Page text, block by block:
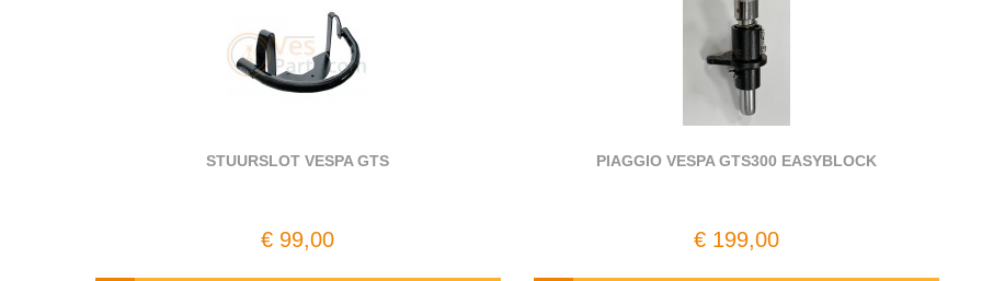
STUURSLOT VESPA GTS
€ 99,00
PIAGGIO VESPA GTS300 EASYBLOCK
€ 199,00